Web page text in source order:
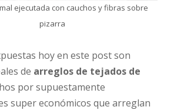
ejecutada con cauchos y fibras sobre
pizarra
hoy en este post son
de arreglos de tejados de
por supuestamente
super económicos que arreglan